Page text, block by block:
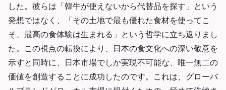
した。彼らは「韓牛が使えないから代替品を探す」という
発想ではなく、「その土地で最も優れた食材を使ってこ
そ、最高の食体験は生まれる」という哲学に立ち返りまし
た。この視点の転換により、日本の食文化への深い敬意を
示すと同時に、日本市場でしか実現不可能な、唯一無二の
価値を創造することに成功したのです。これは、グローバ